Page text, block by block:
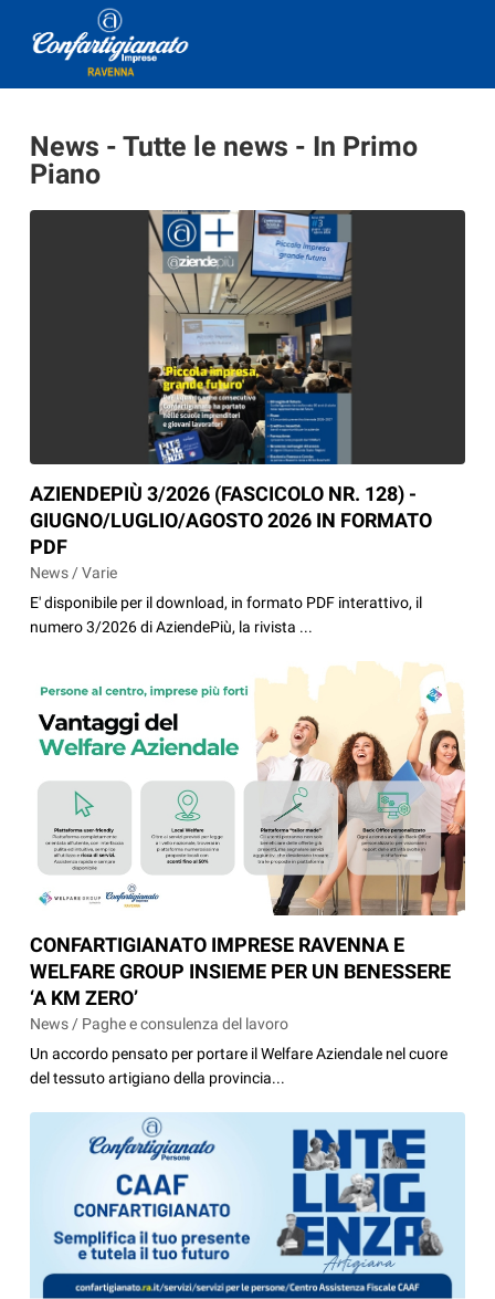
News - Tutte le news - In Primo
Piano
AZIENDEPIÙ 3/2026 (FASCICOLO NR. 128) -
GIUGNO/LUGLIO/AGOSTO 2026 IN FORMATO
PDF
News / Varie
E' disponibile per il download, in formato PDF interattivo, il
numero 3/2026 di AziendePiù, la rivista ...
CONFARTIGIANATO IMPRESE RAVENNA E
WELFARE GROUP INSIEME PER UN BENESSERE
‘A KM ZERO’
News / Paghe e consulenza del lavoro
Un accordo pensato per portare il Welfare Aziendale nel cuore
del tessuto artigiano della provincia...